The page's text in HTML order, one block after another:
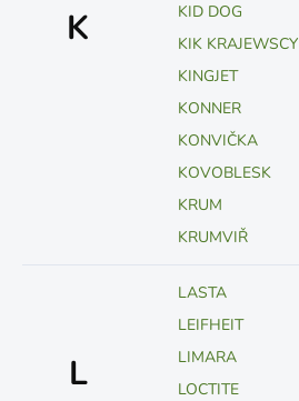
K
KID DOG
KIK KRAJEWSCY
KINGJET
KONNER
KONVIČKA
KOVOBLESK
KRUM
KRUMVIŘ
L
LASTA
LEIFHEIT
LIMARA
LOCTITE